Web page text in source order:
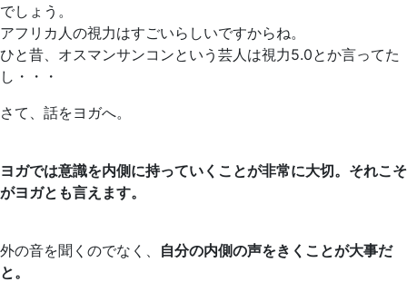
でしょう。
アフリカ人の視力はすごいらしいですからね。
ひと昔、オスマンサンコンという芸人は視力5.0とか言ってた
し・・・
さて、話をヨガへ。
ヨガでは意識を内側に持っていくことが非常に大切。それこそ
がヨガとも言えます。
外の音を聞くのでなく、 自分の内側の声をきくことが大事だ
と。